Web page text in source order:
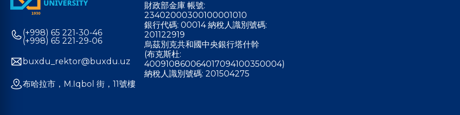
(+998) 65 221-30-46
(+998) 65 221-29-06
buxdu_rektor@buxdu.uz
布哈拉市，M.Iqbol 街，11號樓
財政部金庫 帳號:
23402000300100001010
銀行代碼: 00014 納稅人識別號碼:
201122919
烏茲別克共和國中央銀行塔什幹
(布克斯杜:
400910860064017094100350004)
納稅人識別號碼: 201504275